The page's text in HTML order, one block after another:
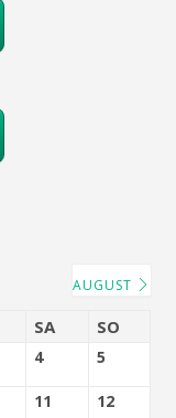
AUGUST
SA SO
4 5
11 12